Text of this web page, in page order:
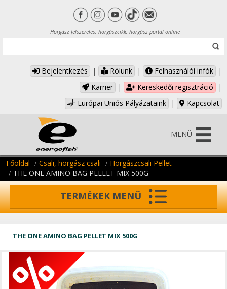
Horgász felszerelés, horgászcikk, horgász portál online
Bejelentkezés | Rólunk | Felhasználói infók
|
Karrier
| Kereskedői regisztráció
|
Európai Uniós Pályázataink
| Kapcsolat
MENÜ
Főoldal Csali, horgász csali
Horgászcsali Pellet
THE ONE AMINO BAG PELLET MIX 500G
TERMÉKEK MENÜ
THE ONE AMINO BAG PELLET MIX 500G